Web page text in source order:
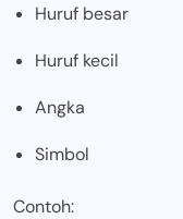
Huruf besar
Huruf kecil
Angka
Simbol
Contoh: